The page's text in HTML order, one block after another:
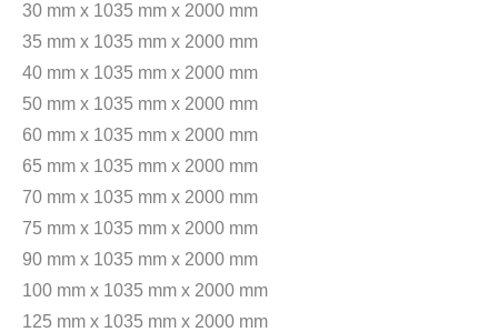
30 mm x 1035 mm x 2000 mm
35 mm x 1035 mm x 2000 mm
40 mm x 1035 mm x 2000 mm
50 mm x 1035 mm x 2000 mm
60 mm x 1035 mm x 2000 mm
65 mm x 1035 mm x 2000 mm
70 mm x 1035 mm x 2000 mm
75 mm x 1035 mm x 2000 mm
90 mm x 1035 mm x 2000 mm
100 mm x 1035 mm x 2000 mm
125 mm x 1035 mm x 2000 mm